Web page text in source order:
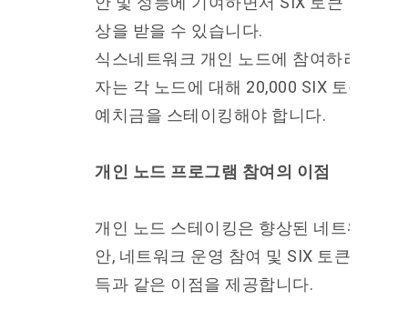
상을 받을 수 있습니다.
식스네트워크 개인 노드에 참여하려면 투
자는 각 노드에 대해 20,000 SIX 토큰의 초
예치금을 스테이킹해야 합니다.
개인 노드 프로그램 참여의 이점
개인 노드 스테이킹은 향상된 네트워크 보
안, 네트워크 운영 참여 및 SIX 토큰 보상
득과 같은 이점을 제공합니다.